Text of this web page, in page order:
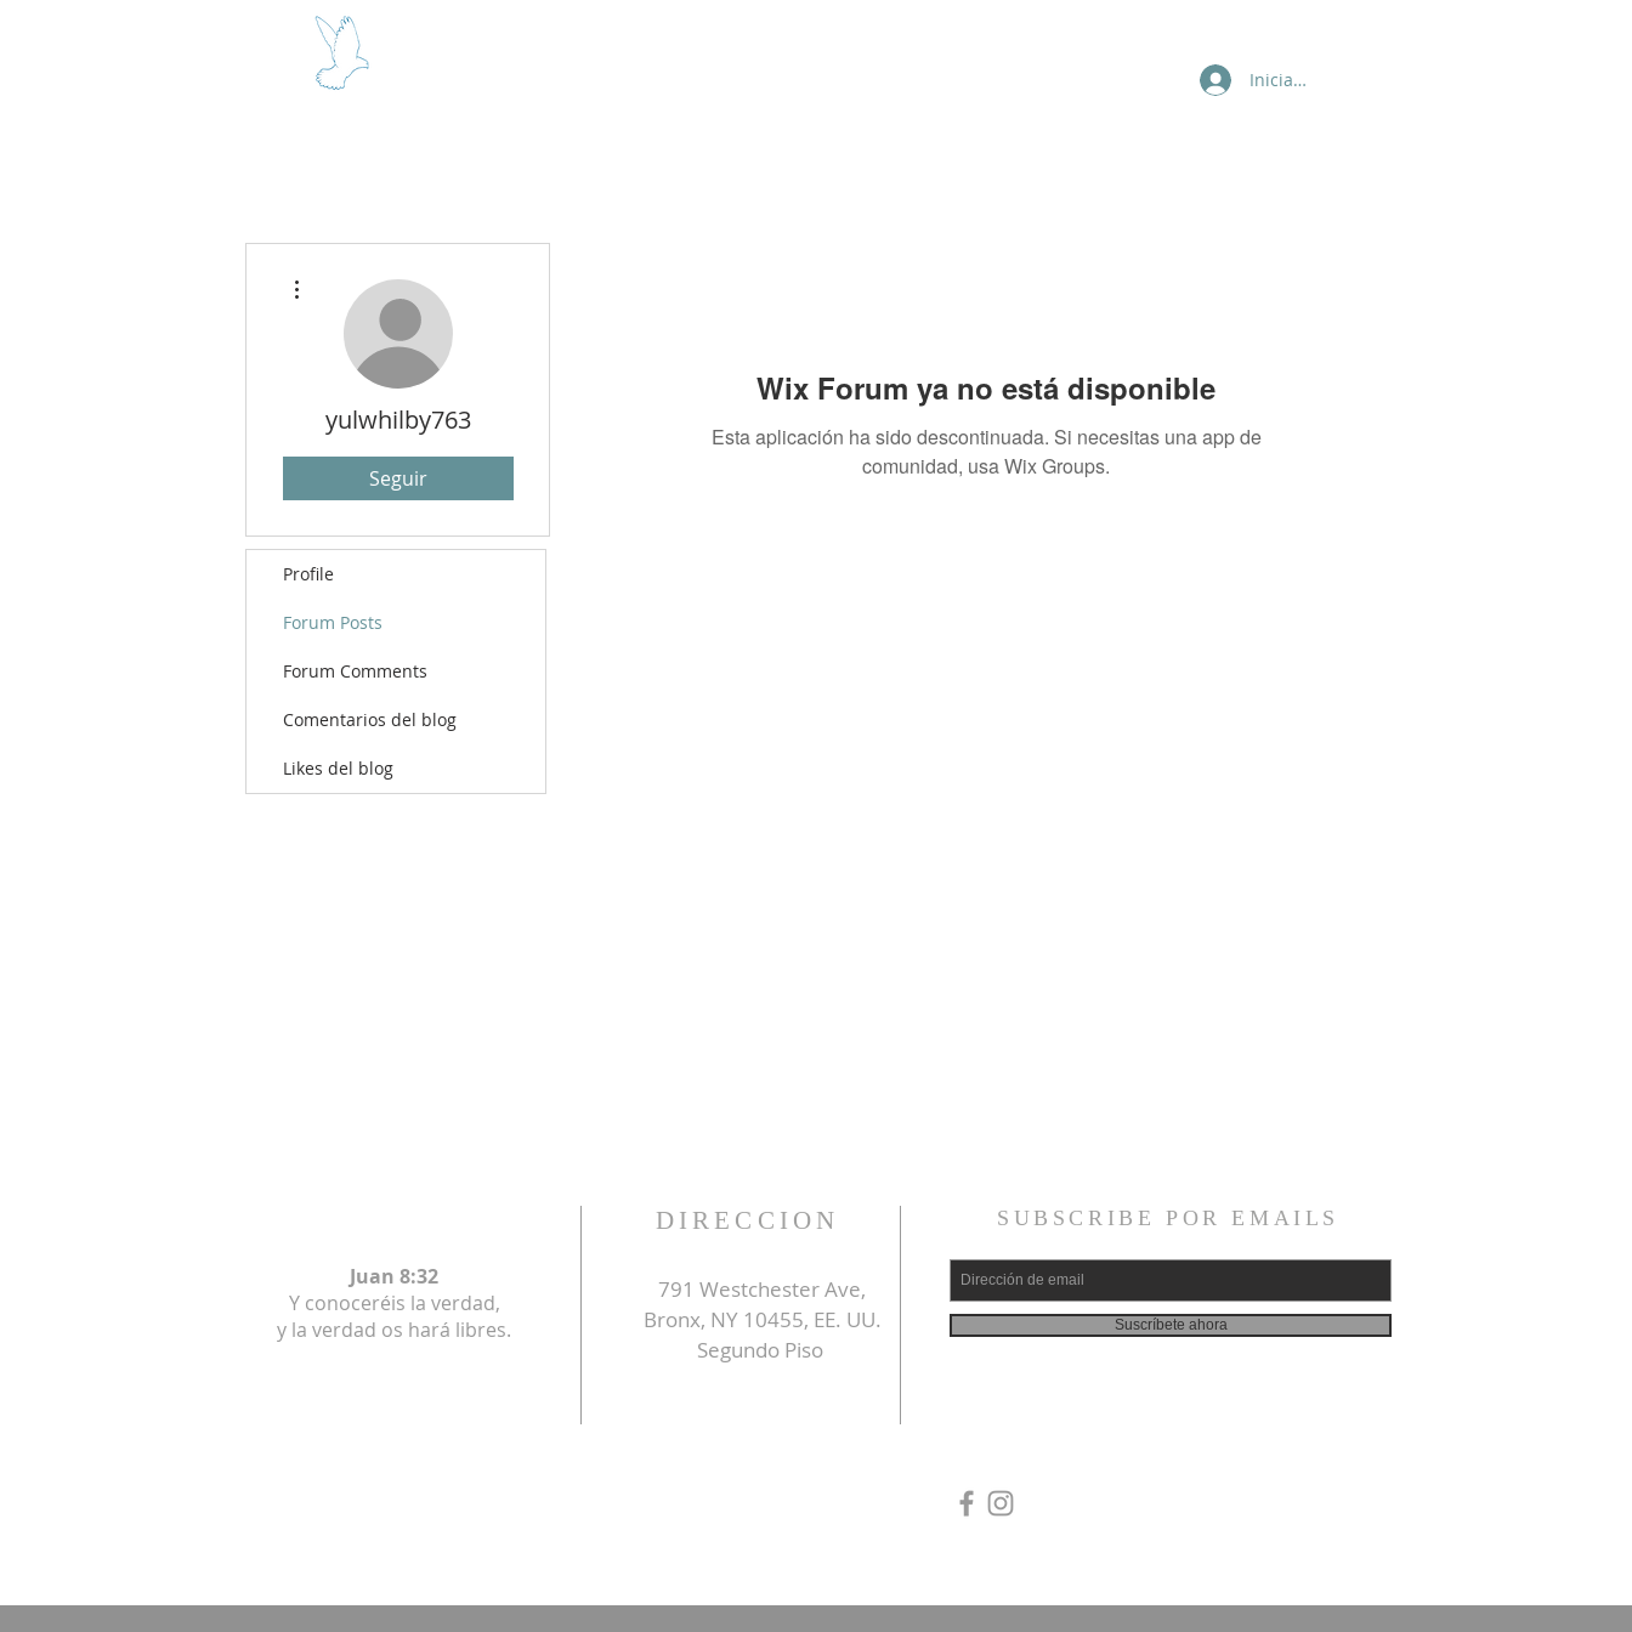
SEÑOR Y REY Iniciar sesión
Wix Forum ya no está disponible
Esta aplicación ha sido descontinuada. Si necesitas una app de
comunidad, usa Wix Groups.
yulwhilby763
Seguir
Profile
Forum Posts
Forum Comments
Comentarios del blog
Likes del blog
Juan 8:32
Y conoceréis la verdad,
y la verdad os hará libres.
DIRECCION
791 Westchester Ave,
Bronx, NY 10455, EE. UU.
Segundo Piso
SUBSCRIBE POR EMAILS
Suscríbete ahora